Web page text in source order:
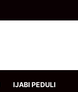
IJABI PEDULI